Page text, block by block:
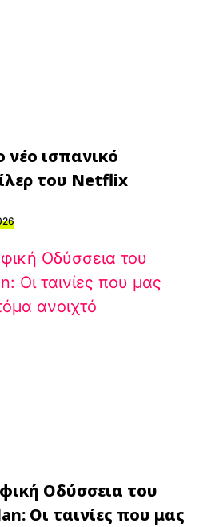
νέο ισπανικό
του Netflix
Οδύσσεια του
Οι ταινίες που μας